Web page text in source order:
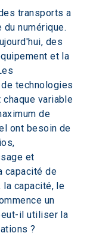
transports a
numérique.
des
et la
technologies
variable
de
ont besoin de
et
capacité de
capacité, le
un
il utiliser la
?